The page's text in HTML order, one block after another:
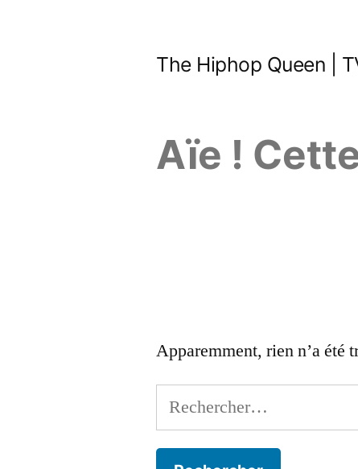
The Hiphop Queen |
Aïe !
Apparemment, rien n’a été
Rechercher :